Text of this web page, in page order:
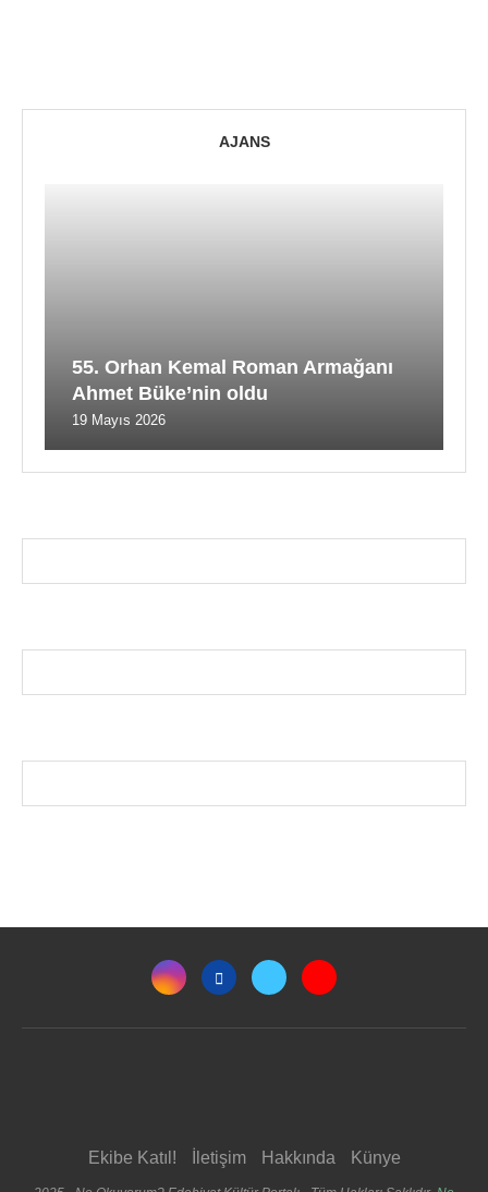
AJANS
55. Orhan Kemal Roman Armağanı
Ahmet Büke’nin oldu
19 Mayıs 2026
Ekibe Katıl! İletişim Hakkında Künye